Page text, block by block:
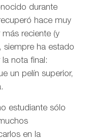
durante
hace muy
reciente (y
siempre ha estado
nota final:
un pelín superior,
estudiante sólo
en la